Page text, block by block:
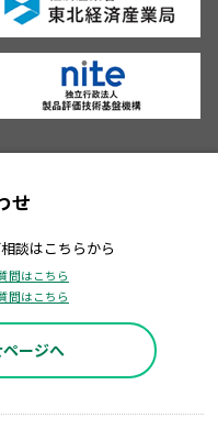
せ
談はこちらから
問はこちら
問はこちら
ージへ